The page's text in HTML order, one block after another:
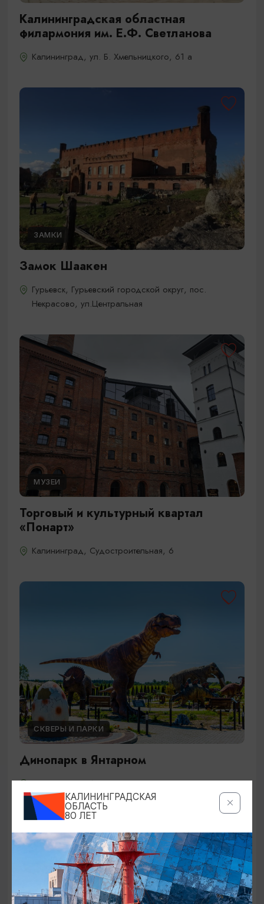
Калининградская областная
филармония им. Е.Ф. Светланова
Калининград, ул. Б. Хмельницкого, 61 а
ЗАМКИ
Замок Шаакен
Гурьевск, Гурьевский городской округ, пос.
Некрасово, ул.Центральная
МУЗЕИ
Торговый и культурный квартал
«Понарт»
Калининград, Судостроительная, 6
СКВЕРЫ И ПАРКИ
Динопарк в Янтарном
Янтарный, ул. Дачная, 3
КАЛИНИНГРАДСКАЯ
ОБЛАСТЬ
80 ЛЕТ